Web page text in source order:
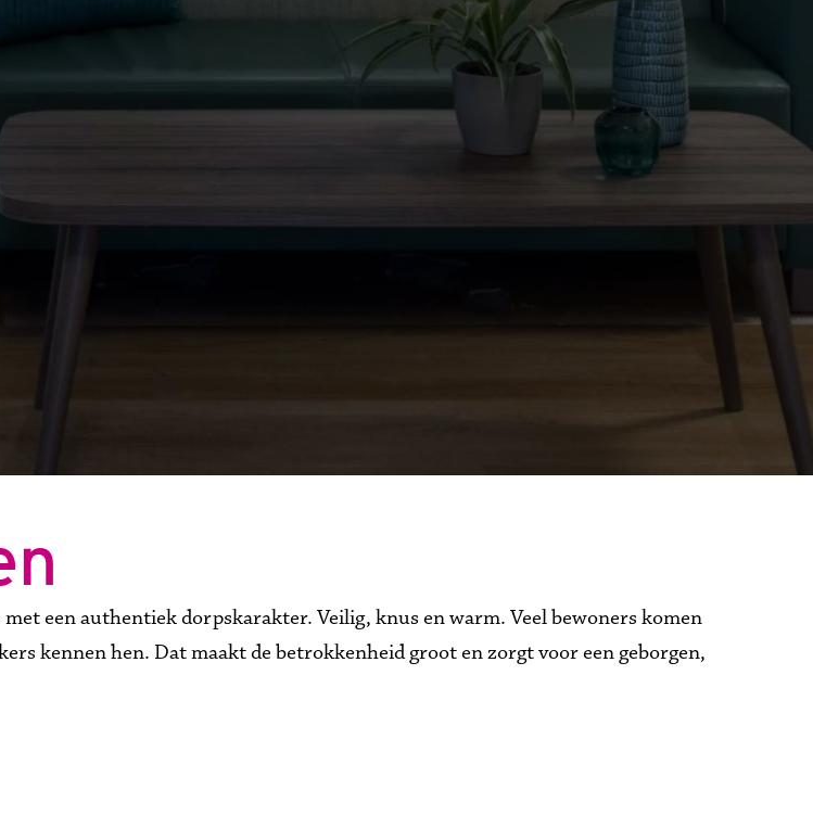
een authentiek dorpskarakter. Veilig, knus en warm. Veel bewoners komen
kennen hen. Dat maakt de betrokkenheid groot en zorgt voor een geborgen,